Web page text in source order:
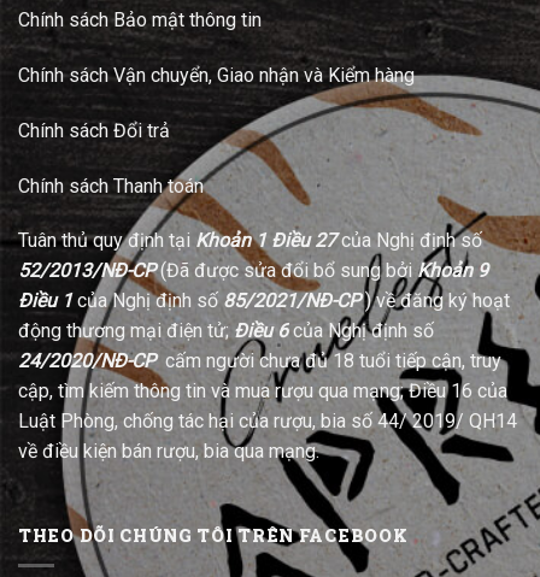
Chính sách Bảo mật thông tin
Chính sách Vận chuyển, Giao nhận và Kiểm hàng
Chính sách Đổi trả
Chính sách Thanh toán
Tuân thủ quy định tại Khoản 1 Điều 27của Nghị định số
52/2013/NĐ-CP(Đã được sửa đổi bổ sung bởi Khoản 9
Điều 1của Nghị định số 85/2021/NĐ-CP) về đăng ký hoạt
động thương mại điện tử; Điều 6của Nghị định số
24/2020/NĐ-CPcấm người chưa đủ 18 tuổi tiếp cận, truy
cập, tìm kiếm thông tin và mua rượu qua mạng; Điều 16 của
Luật Phòng, chống tác hại của rượu, bia số 44/ 2019/ QH14
về điều kiện bán rượu, bia qua mạng.
THEO DÕI CHÚNG TÔI TRÊN FACEBOOK